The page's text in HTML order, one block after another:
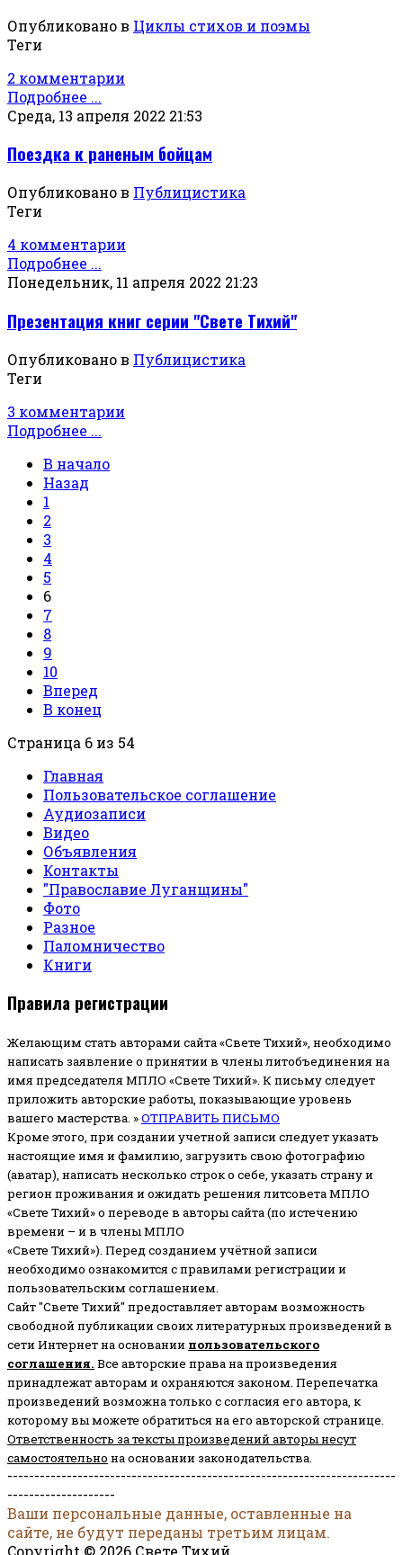
Опубликовано в Циклы стихов и поэмы
Теги
2 комментарии
Подробнее ...
Среда, 13 апреля 2022 21:53
Поездка к раненым бойцам
Опубликовано в Публицистика
Теги
4 комментарии
Подробнее ...
Понедельник, 11 апреля 2022 21:23
Презентация книг серии "Свете Тихий"
Опубликовано в Публицистика
Теги
3 комментарии
Подробнее ...
В начало
Назад
1
2
3
4
5
6
7
8
9
10
Вперед
В конец
Страница 6 из 54
Главная
Пользовательское соглашение
Аудиозаписи
Видео
Объявления
Контакты
"Православие Луганщины"
Фото
Разное
Паломничество
Книги
Правила регистрации
Желающим стать авторами сайта «Свете Тихий», необходимо
написать заявление о принятии в члены литобъединения на
имя председателя МПЛО «Свете Тихий». К письму следует
приложить авторские работы, показывающие уровень
вашего мастерства. »ОТПРАВИТЬ ПИСЬМО
Кроме этого, при создании учетной записи следует указать
настоящие имя и фамилию, загрузить свою фотографию
(аватар), написать несколько строк о себе, указать страну и
регион проживания и ожидать решения литсовета МПЛО
«Свете Тихий» о переводе в авторы сайта (по истечению
времени – и в члены МПЛО
«Свете Тихий»). Перед созданием учётной записи
необходимо ознакомится с правилами регистрации и
пользовательским соглашением.
Сайт "Свете Тихий" предоставляет авторам возможность
свободной публикации своих литературных произведений в
сети Интернет на основании пользовательского
соглашения. Все авторские права на произведения
принадлежат авторам и охраняются законом. Перепечатка
произведений возможна только с согласия его автора, к
которому вы можете обратиться на его авторской странице.
Ответственность за тексты произведений авторы несут
самостоятельно на основании законодательства.
------------------------------------------------------------------------
--------------------
Ваши персональные данные, оставленные на
сайте, не будут переданы третьим лицам.
Copyright © 2026 Свете Тихий